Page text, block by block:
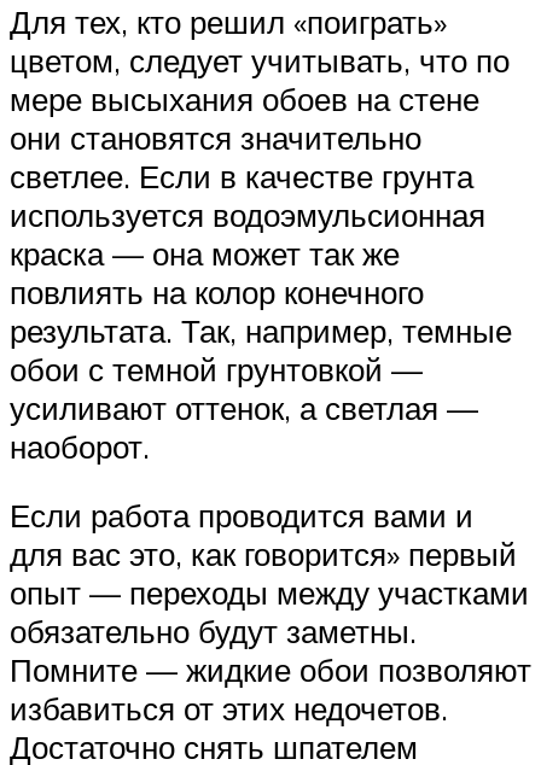
Для тех, кто решил «поиграть»
цветом, следует учитывать, что по
мере высыхания обоев на стене
они становятся значительно
светлее. Если в качестве грунта
используется водоэмульсионная
краска — она может так же
повлиять на колор конечного
результата. Так, например, темные
обои с темной грунтовкой —
усиливают оттенок, а светлая —
наоборот.
Если работа проводится вами и
для вас это, как говорится» первый
опыт — переходы между участками
обязательно будут заметны.
Помните — жидкие обои позволяют
избавиться от этих недочетов.
Достаточно снять шпателем